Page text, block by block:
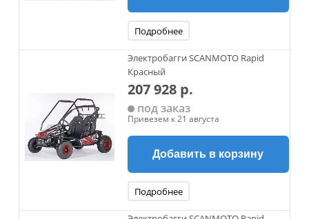
Подробнее
Электробагги SCANMOTO Rapid
Красный
207 928 р.
под заказ
Привезем к 21 августа
Добавить в корзину
Подробнее